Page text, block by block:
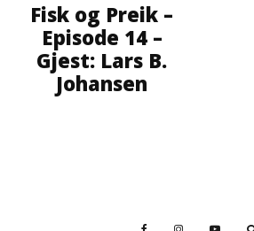
Fisk og Preik –
Episode 14 –
Gjest: Lars B.
Johansen